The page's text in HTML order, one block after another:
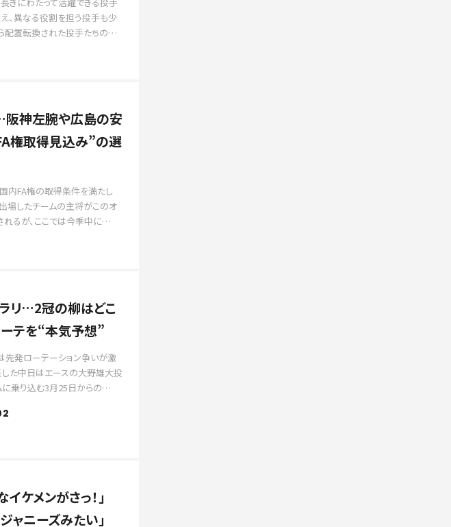
、異なる役割を担う投手も少
配置転換された投手たちの…
神左腕や広島の安
権取得見込み”の選
内FA権の取得条件を満たし
場したチームの主将がこのオ
るが、ここでは今季中に…
リ…2冠の柳はどこ
テを“本気予想”
先発ローテーション争いが激
た中日はエースの大野雄大投
に乗り込む3月25日からの…
ケメンがさっ！」
ャニーズみたい」